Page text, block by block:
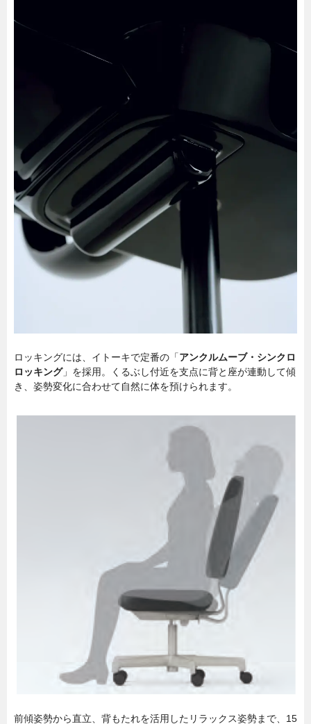
ロッキングには、イトーキで定番の「アンクルムーブ・シンクロ
ロッキング」を採用。くるぶし付近を支点に背と座が連動して傾
き、姿勢変化に合わせて自然に体を預けられます。
前傾姿勢から直立、背もたれを活用したリラックス姿勢まで、15